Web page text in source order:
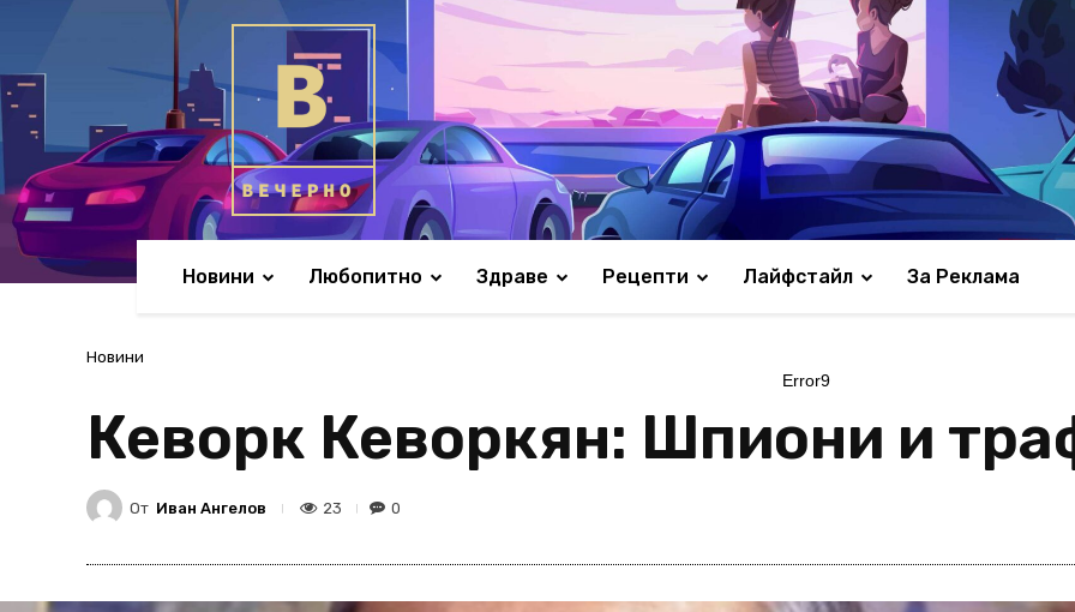
Новини Любопитно Здраве Рецепти Лайфстайл За Реклама
Новини
Error9
Кеворк Кеворкян: Шпиони и
От Иван Ангелов 23 0